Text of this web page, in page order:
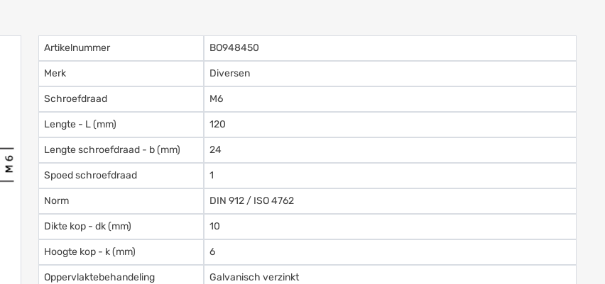
Artikelnummer BO948450
Merk Diversen
Schroefdraad M6
Lengte - L (mm) 120
Lengte schroefdraad - b (mm) 24
Spoed schroefdraad 1
Norm DIN 912 / ISO 4762
Dikte kop - dk (mm) 10
Hoogte kop - k (mm) 6
Oppervlaktebehandeling Galvanisch verzinkt